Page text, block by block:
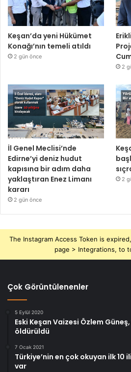
Keşan’da yeni Hükümet
Konağı’nın temeli atıldı
2 gün önce
2
İl Genel Meclisi’nde
Edirne’yi deniz hudut
kapısına bir adım daha
yaklaştıran Enez Limanı
kararı
2 gün önce
2
The Instagram Access Token is
page > Integrations, to
Çok Görüntülenenler
5 Eylül 2020
Eski Keşan Vaizesi Özlem
öldürüldü
7 Ocak 2021
Türkiye’nin en çok okuyan ilk 10
var